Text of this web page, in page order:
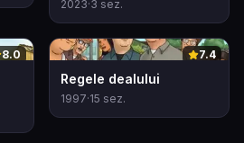
2023·3 sez.
8.0 0 7.4
Regele dealului
1997·15 sez.